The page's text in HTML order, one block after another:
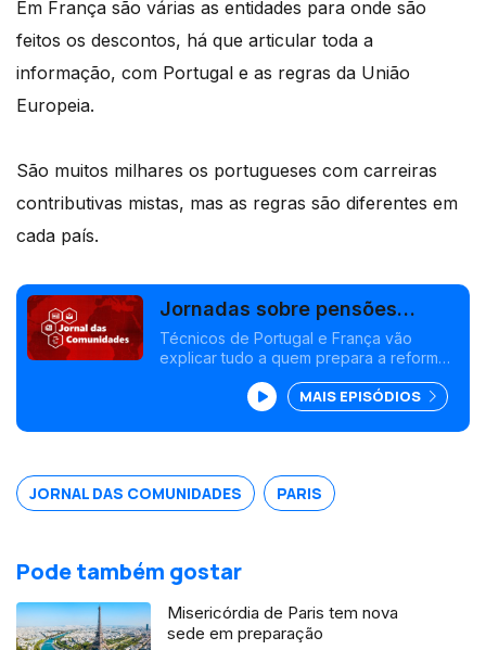
Em França são várias as entidades para onde são
feitos os descontos, há que articular toda a
informação, com Portugal e as regras da União
Europeia.
São muitos milhares os portugueses com carreiras
contributivas mistas, mas as regras são diferentes em
cada país.
Jornadas sobre pensões
franco-portuguesas:
inscrições até dia 10
Técnicos de Portugal e França vão
explicar tudo a quem prepara a reforma,
portuguesas. Atendimento individual, com
inscrição obrigatória. Edição Isabel
Gaspar Dias
MAIS EPISÓDIOS
JORNAL DAS COMUNIDADES PARIS
Pode também gostar
Misericórdia de Paris tem nova
sede em preparação